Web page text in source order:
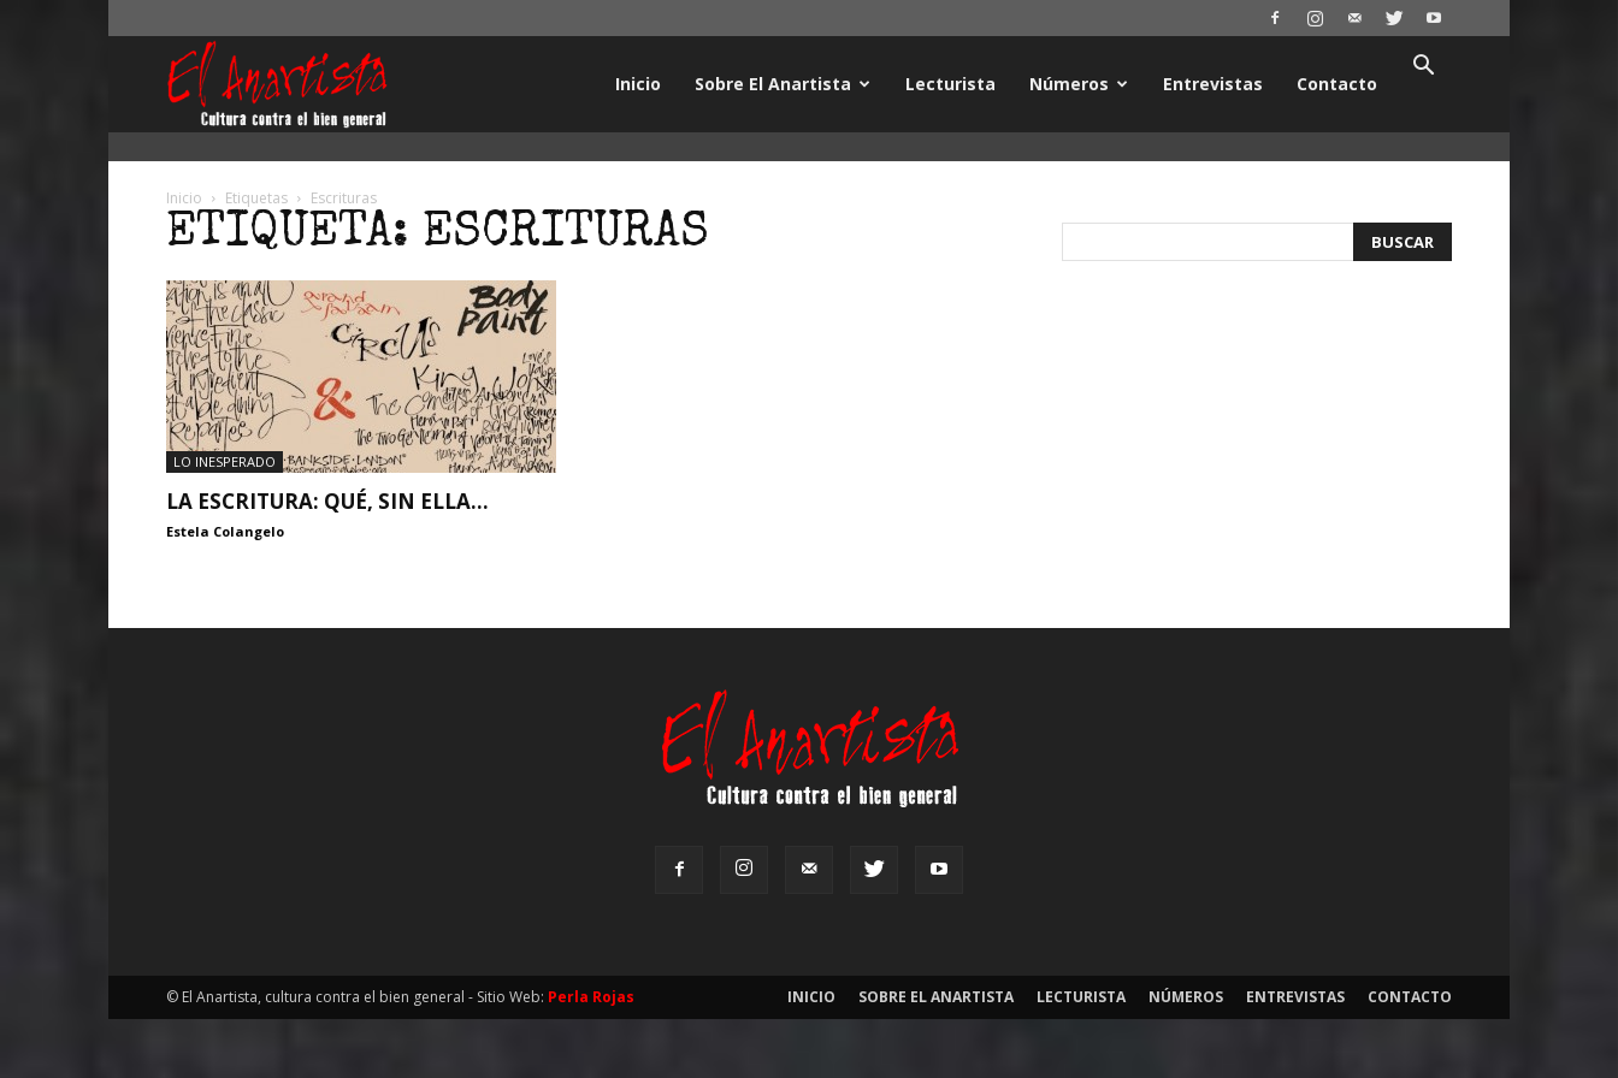
Inicio Sobre El Anartista Lecturista Números Entrevistas Contacto
Inicio Etiquetas Escrituras
ETIQUETA: ESCRITURAS
LO INESPERADO
LA ESCRITURA: QUÉ, SIN ELLA…
Estela Colangelo
INICIO SOBRE EL ANARTISTA LECTURISTA NÚMEROS ENTREVISTAS CONTACTO
© El Anartista, cultura contra el bien general - Sitio Web: Perla Rojas